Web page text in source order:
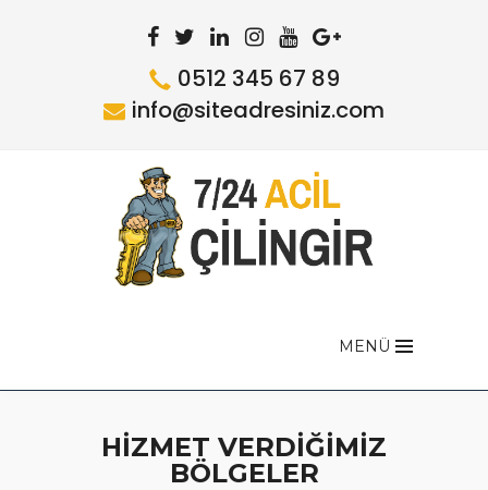
0512 345 67 89
info@siteadresiniz.com
MENÜ
HİZMET VERDİĞİMİZ
BÖLGELER